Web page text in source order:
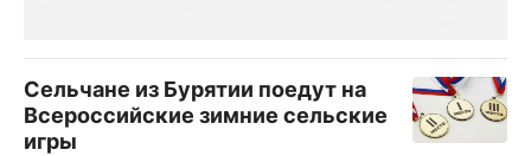
Сельчане из Бурятии поедут на
Всероссийские зимние сельские
игры